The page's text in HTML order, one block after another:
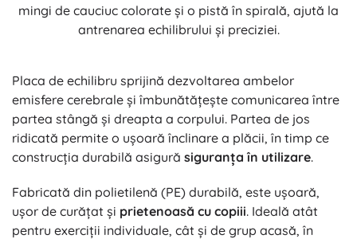
mingi de cauciuc colorate și o pistă în spirală, ajută la
antrenarea echilibrului și preciziei.
Placa de echilibru sprijină dezvoltarea ambelor
emisfere cerebrale și îmbunătățește comunicarea între
partea stângă și dreapta a corpului. Partea de jos
ridicată permite o ușoară înclinare a plăcii, în timp ce
construcția durabilă asigură siguranța în utilizare.
Fabricată din polietilenă (PE) durabilă, este ușoară,
ușor de curățat și prietenoasă cu copiii. Ideală atât
pentru exerciții individuale, cât și de grup acasă, în